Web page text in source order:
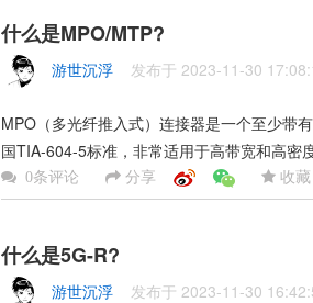
什么是MPO/MTP?
游世沉浮 发布于 2023-11-30
MPO（多光纤推入式）连接器是一个至少带
国TIA-604-5标准，非常适用于高带宽和高密
0条评论 分享 收藏
什么是5G-R?
游世沉浮 发布于 2023-11-30